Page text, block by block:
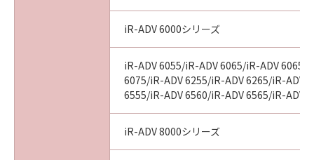
iR-ADV 6000シリーズ
iR-ADV 6055/iR-ADV 6065/iR-ADV 6065-
6075/iR-ADV 6255/iR-ADV 6265/iR-ADV
6555/iR-ADV 6560/iR-ADV 6565/iR-ADV
iR-ADV 8000シリーズ